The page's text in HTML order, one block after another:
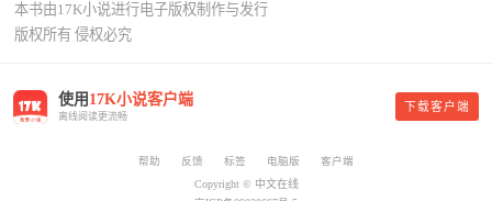
本书由17K小说进行电子版权制作与发行
版权所有 侵权必究
使用 17K小说客户端
离线阅读更流畅
下载客户端
帮助 反馈 标签 电脑版
客户端
Copyright © 中文在线